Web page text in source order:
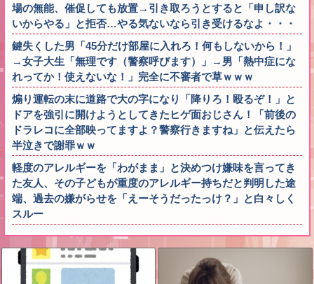
場の無能、催促しても放置→引き取ろうとすると「申し訳な
いからやる」と拒否…やる気ないなら引き受けるなよ・・・
鍵失くした男「45分だけ部屋に入れろ！何もしないから！」
→女子大生「無理です（警察呼びます）」→男「熱中症にな
れってか！使えないな！」完全に不審者で草ｗｗｗ
煽り運転の末に道路で大の字になり「降りろ！殴るぞ！」と
ドアを強引に開けようとしてきたヒゲ面おじさん！「前後の
ドラレコに全部映ってますよ？警察行きますね」と伝えたら
半泣きで謝罪ｗｗ
軽度のアレルギーを「わがまま」と決めつけ嫌味を言ってき
た友人、その子どもが重度のアレルギー持ちだと判明した途
端、過去の嫌がらせを「えーそうだったっけ？」と白々しく
スルー